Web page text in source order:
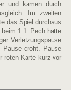
und kamen durch
Im zweiten
das Spiel durchaus
beim 1:1. Pech hatte
Verletzungspause
Pause droht. Pause
roten Karte kurz vor